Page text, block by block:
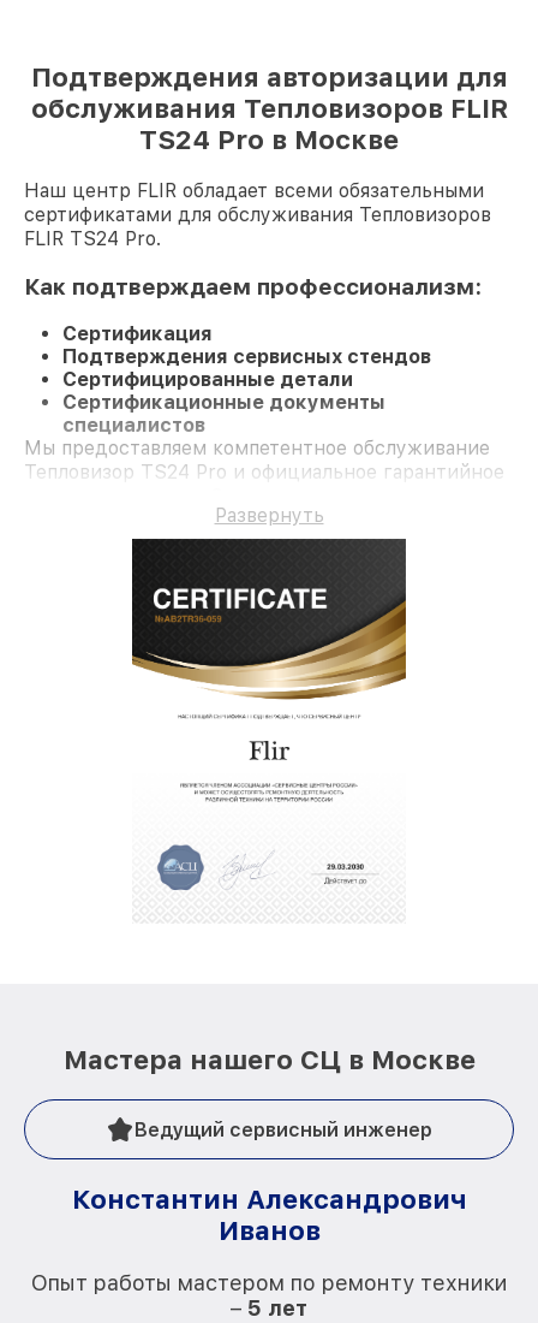
Подтверждения авторизации для
обслуживания Тепловизоров FLIR
TS24 Pro в Москве
Наш центр FLIR обладает всеми обязательными
сертификатами для обслуживания Тепловизоров
FLIR TS24 Pro.
Как подтверждаем профессионализм:
Сертификация
Подтверждения сервисных стендов
Сертифицированные детали
Сертификационные документы
специалистов
Мы предоставляем компетентное обслуживание
Тепловизор TS24 Pro и официальное гарантийное
Развернуть
Мастера нашего СЦ в Москве
Ведущий сервисный инженер
Константин Александрович
Иванов
Опыт работы мастером по ремонту техники
– 5 лет